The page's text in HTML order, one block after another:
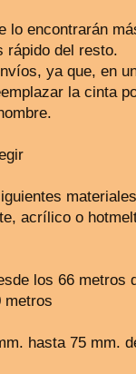
lo encontrarán
rápido del resto.
ya que, en
la cinta
acrílico o
los 66 metros
metros
hasta 75 mm.